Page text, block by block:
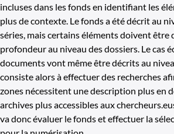
incluses dans les fonds en identifiant les
plus de contexte. Le fonds a été décrit au
séries, mais certains éléments doivent être
profondeur au niveau des dossiers. Le cas
documents vont même être décrits au
consiste alors à effectuer des recherches
zones nécessitent une description plus en
archives plus accessibles aux
va donc évaluer le fonds et effectuer la